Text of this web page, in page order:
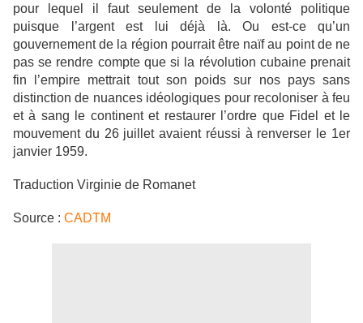
pour lequel il faut seulement de la volonté politique
puisque l’argent est lui déjà là. Ou est-ce qu’un
gouvernement de la région pourrait être naïf au point de ne
pas se rendre compte que si la révolution cubaine prenait
fin l’empire mettrait tout son poids sur nos pays sans
distinction de nuances idéologiques pour recoloniser à feu
et à sang le continent et restaurer l’ordre que Fidel et le
mouvement du 26 juillet avaient réussi à renverser le 1er
janvier 1959.
Traduction Virginie de Romanet
Source : CADTM